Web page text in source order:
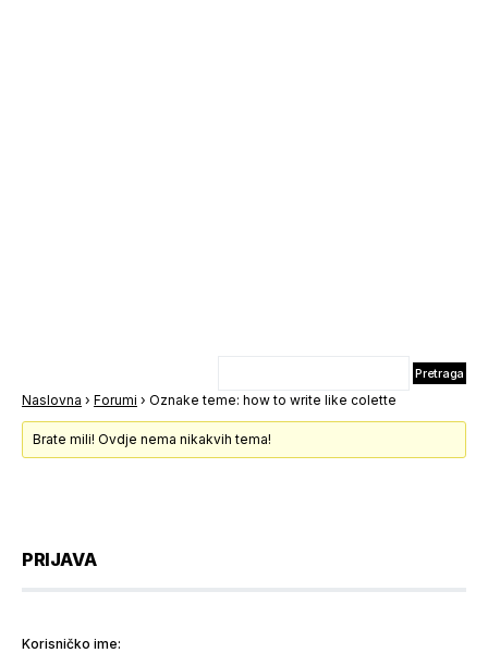
Naslovna › Forumi › Oznake teme: how to write like colette
Brate mili! Ovdje nema nikakvih tema!
PRIJAVA
Korisničko ime: